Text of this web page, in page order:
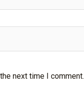
next time I comment.